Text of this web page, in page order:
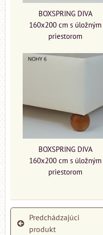
BOXSPRING DIVA
160x200 cm s úložným
priestorom
BOXSPRING DIVA
160x200 cm s úložným
priestorom
Predchádzajúci
produkt